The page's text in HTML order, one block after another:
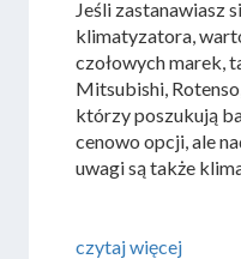
Jeśli zastanawiasz
klimatyzatora,
czołowych marek,
Mitsubishi,
którzy poszukują
cenowo opcji, ale
uwagi są także
zapoznania się z
czytaj więcej